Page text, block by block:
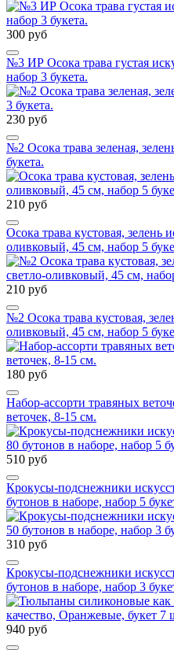
300 руб
№3 ИР Осока трава густая
набор 3 букета.
230 руб
№2 Осока трава зеленая,
букета.
210 руб
Осока трава кустовая, зелень
оливковый, 45 см, набор 5
210 руб
№2 Осока трава кустовая,
оливковый, 45 см, набор 5
180 руб
Набор-ассорти травяных
веточек, 8-15 см.
510 руб
Крокусы-подснежники
бутонов в наборе, набор 5
310 руб
Крокусы-подснежники
бутонов в наборе, набор 3
940 руб